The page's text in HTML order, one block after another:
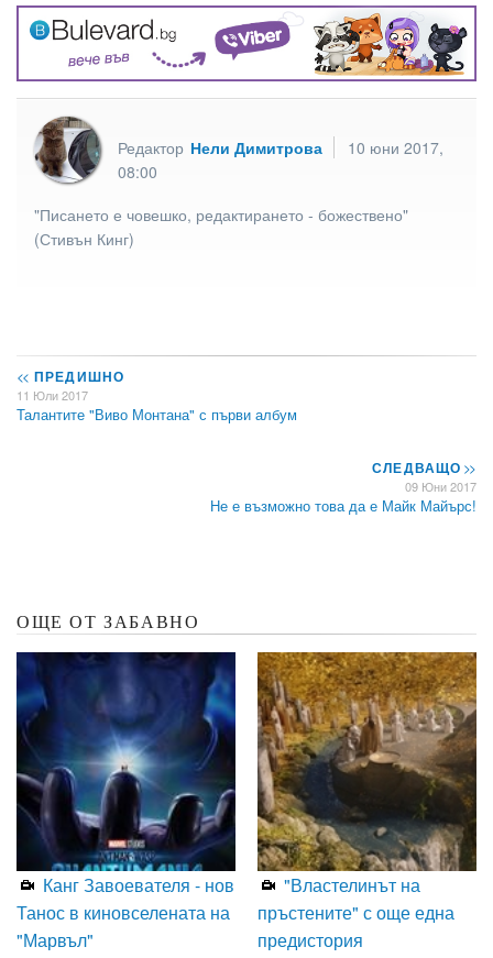
Редактор Нели Димитрова
10 юни 2017,
08:00
"Писането е човешко, редактирането - божествено"
(Стивън Кинг)
<< ПРЕДИШНО
11 Юли 2017
Талантите "Виво Монтана" с първи албум
СЛЕДВАЩО>>
09 Юни 2017
Не е възможно това да е Майк Майърс!
ОЩЕ ОТ ЗАБАВНО
Канг Завоевателя - нов
Танос в киновселената на
"Марвъл"
"Властелинът на
пръстените" с още една
предистория